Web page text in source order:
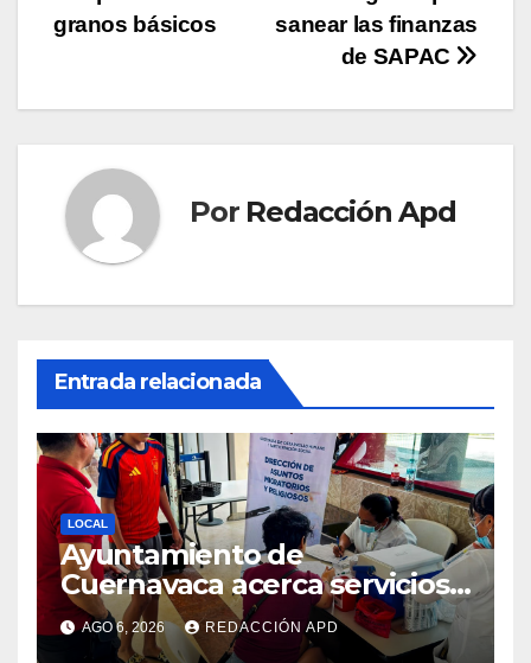
sanear las finanzas
de SAPAC
granos básicos
Por Redacción Apd
Entrada relacionada
LOCAL
Ayuntamiento de
Cuernavaca acerca servicios
de vacunación a personas
migrantes en tránsito
AGO 6, 2026 REDACCIÓN APD